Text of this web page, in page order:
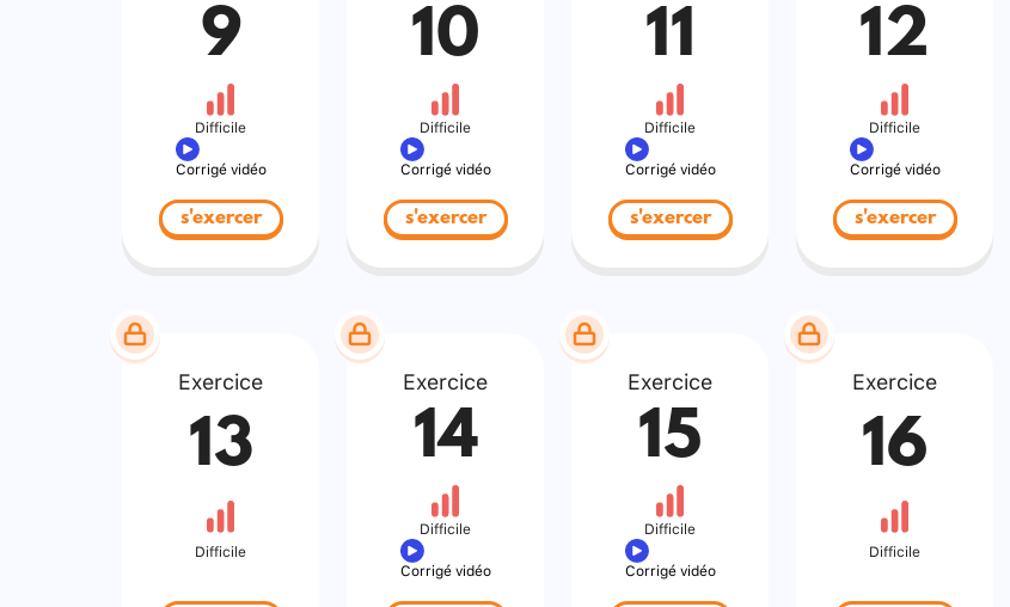
9
Difficile
Corrigé vidéo
s'exercer
10
Difficile
Corrigé vidéo
s'exercer
11
Difficile
Corrigé vidéo
s'exercer
12
Difficile
Corrigé vidéo
s'exercer
Exercice
13
Difficile
Exercice
14
Difficile
Corrigé vidéo
Exercice
15
Difficile
Corrigé vidéo
Exercice
16
Difficile